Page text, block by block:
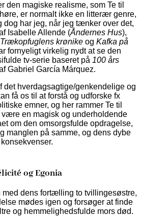
den magiske realisme, som Te til
er normalt ikke en litterær genre,
dog har jeg, når jeg tænker over det,
Isabelle Allende (Åndernes Hus),
Trækopfuglens krønike og Kafka på
fornyeligt virkelig nydt at se den
tv-serie baseret på 100 års
Gabriel García Márquez.
det hverdagsagtige/genkendelige og
få os til at forstå og udforske fx
emner, og her rammer Te til
en magisk og underholdende
om den omsorgsfulde opdragelse,
manglen på samme, og dens dybe
konsekvenser.
og Egonia
med dens fortælling to tvillingesøstre,
mødes igen og forsøger at finde
og hemmelighedsfulde mors død.